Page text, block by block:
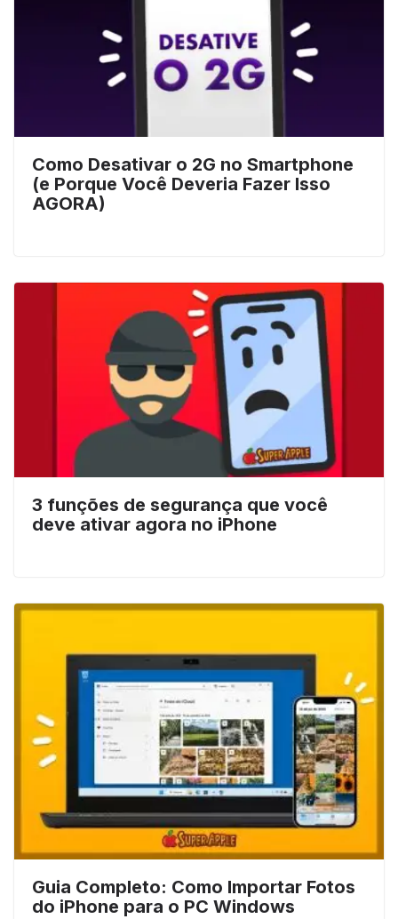
Como Desativar o 2G no Smartphone
(e Porque Você Deveria Fazer Isso
AGORA)
3 funções de segurança que você
deve ativar agora no iPhone
Guia Completo: Como Importar Fotos
do iPhone para o PC Windows